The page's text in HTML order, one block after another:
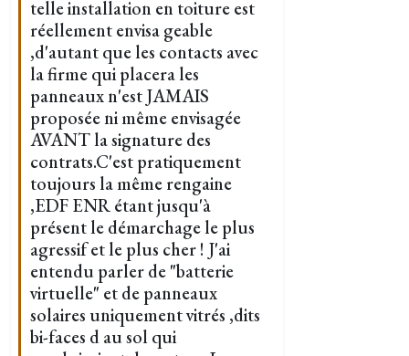
telle installation en toiture est
réellement envisa geable
,d'autant que les contacts avec
la firme qui placera les
panneaux n'est JAMAIS
proposée ni même envisagée
AVANT la signature des
contrats.C'est pratiquement
toujours la même rengaine
,EDF ENR étant jusqu'à
présent le démarchage le plus
agressif et le plus cher ! J'ai
entendu parler de "batterie
virtuelle" et de panneaux
solaires uniquement vitrés ,dits
bi-faces d au sol qui